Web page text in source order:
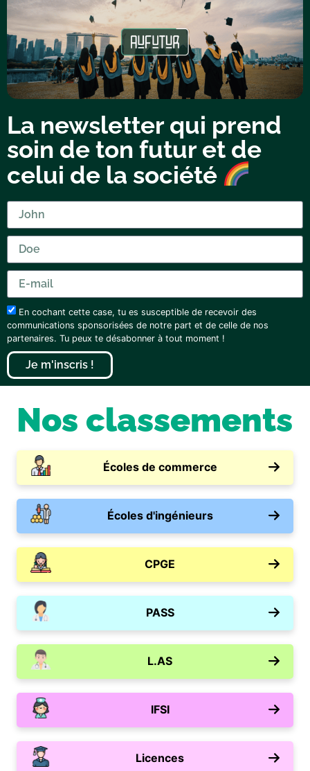
La newsletter qui prend
soin de ton futur et de
celui de la société
En cochant cette case, tu es susceptible de recevoir des
communications sponsorisées de notre part et de celle de nos
partenaires. Tu peux te désabonner à tout moment !
Je m'inscris !
Nos classements
Écoles de commerce
Écoles d'ingénieurs
CPGE
PASS
L.AS
IFSI
Licences